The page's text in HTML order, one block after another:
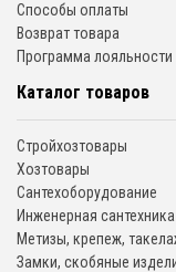
Способы оплаты
Возврат товара
Программа лояльности
Каталог товаров
Стройхозтовары
Хозтовары
Сантехоборудование
Инженерная сантехника
Метизы, крепеж,
Замки, скобяные